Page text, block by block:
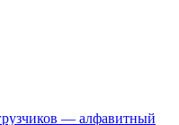
— алфавитный